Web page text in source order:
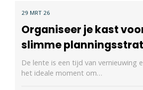
29 MRT 26
Organiseer je kast
slimme
De lente is een tijd van vernieuwing
het ideale moment om…